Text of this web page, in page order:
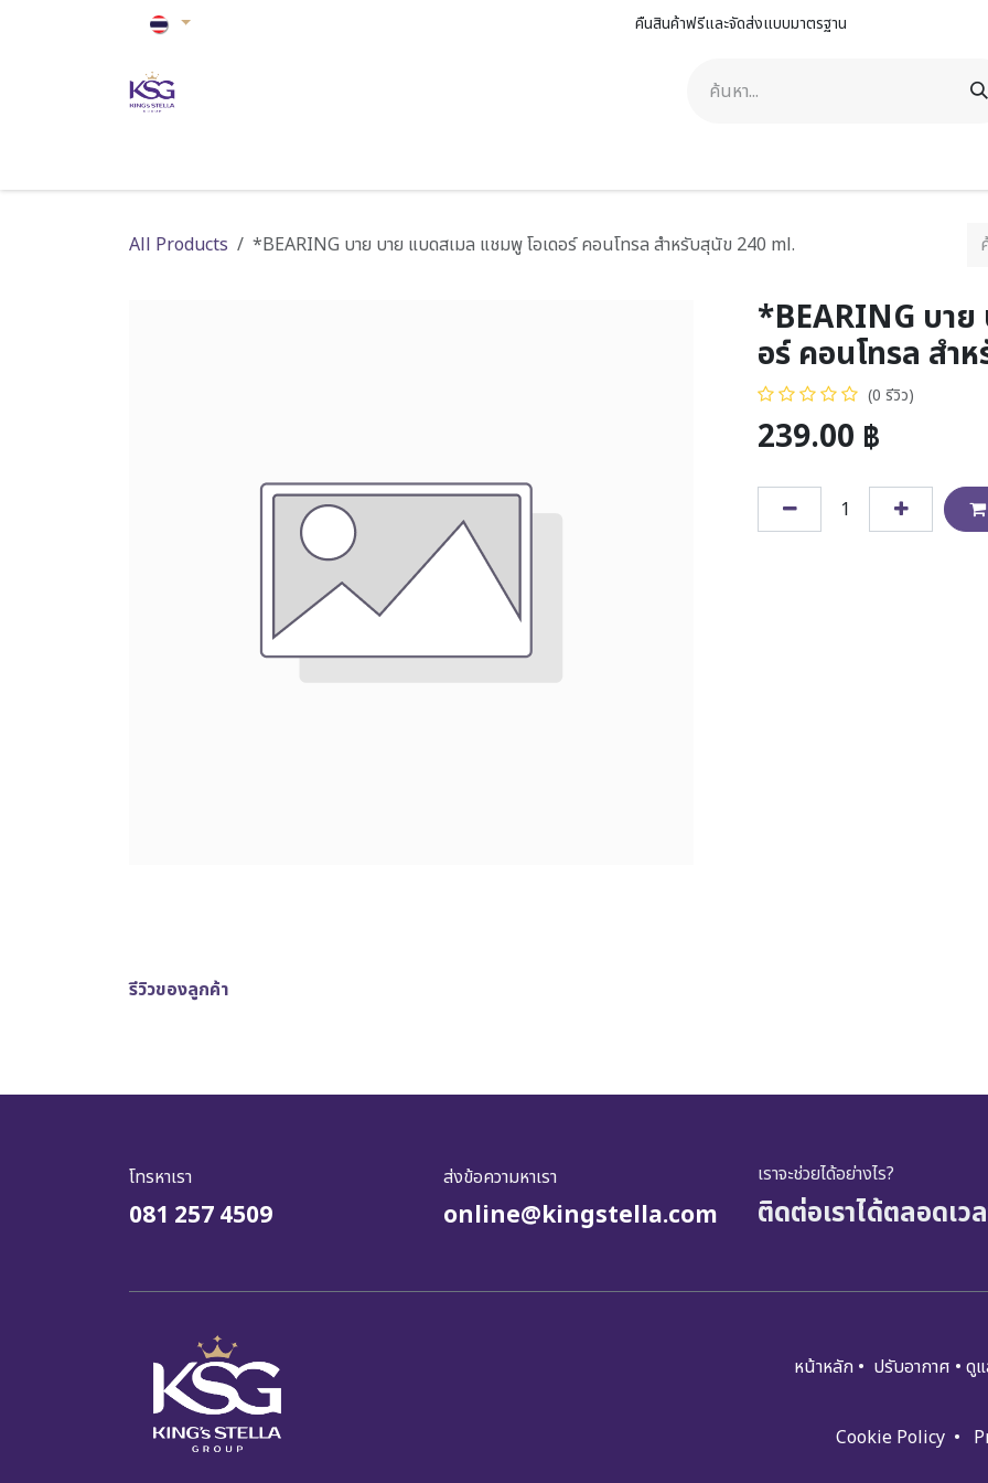
คืนสินค้าฟรีและจัดส่งแบบมาตรฐาน
All Products *BEARING บาย บาย แบดสเมล แชมพู โอเดอร์ คอนโทรล สำหรับสุนัข 240 ml.
*BEARING บาย
อร์ คอนโทรล สำ
(0 รีวิว)
239.00 ฿
รีวิวของลูกค้า
โทรหาเรา
081 257 4509
ส่งข้อความหาเรา
online@kingstella.com
เราจะช่วยได้อย่างไร?
ติดต่อเราได้ตลอดเว
หน้าหลัก • ปรับอ​​​​​า​กาศ • ดู
Cookie Policy •